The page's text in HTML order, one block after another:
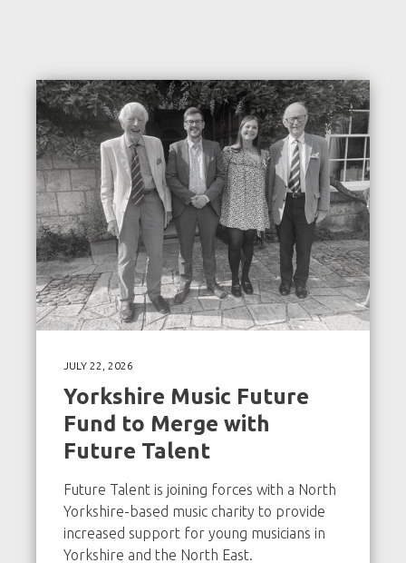
JULY 22, 2026
Yorkshire Music Future
Fund to Merge with
Future Talent
Future Talent is joining forces with a North
Yorkshire-based music charity to provide
increased support for young musicians in
Yorkshire and the North East.